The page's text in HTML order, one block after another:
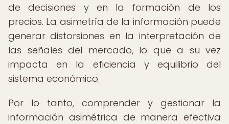
de decisiones y en la formación de los
precios. La asimetría de la información puede
generar distorsiones en la interpretación de
las señales del mercado, lo que a su vez
impacta en la eficiencia y equilibrio del
sistema económico.
Por lo tanto, comprender y gestionar la
información asimétrica de manera efectiva